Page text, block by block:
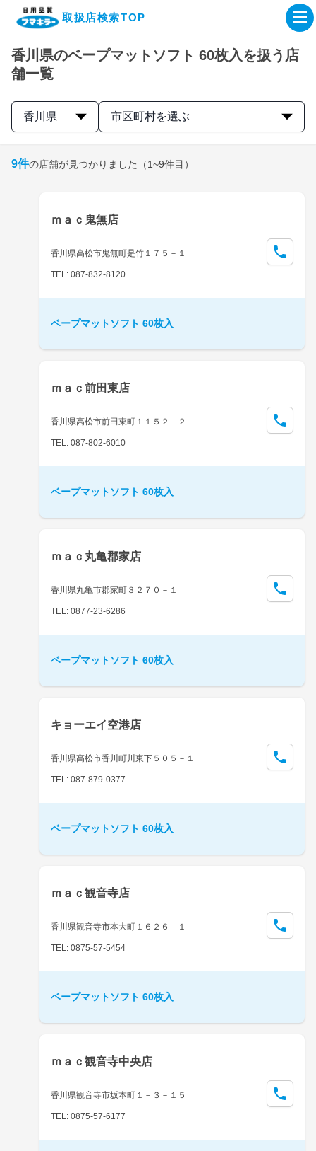
取扱店検索TOP
企業・IR情報サイト
製品情報サイト
取扱店検索はこちら
香川県のベープマットソフト 60枚入を扱う店
舗一覧
香川県 市区町村を選ぶ
9件の店舗が見つかりました （1~9件目）
ｍａｃ鬼無店
香川県高松市鬼無町是竹１７５－１
TEL: 087-832-8120
ベープマットソフト 60枚入
ｍａｃ前田東店
香川県高松市前田東町１１５２－２
TEL: 087-802-6010
ベープマットソフト 60枚入
ｍａｃ丸亀郡家店
香川県丸亀市郡家町３２７０－１
TEL: 0877-23-6286
ベープマットソフト 60枚入
キョーエイ空港店
香川県高松市香川町川東下５０５－１
TEL: 087-879-0377
ベープマットソフト 60枚入
ｍａｃ観音寺店
香川県観音寺市本大町１６２６－１
TEL: 0875-57-5454
ベープマットソフト 60枚入
ｍａｃ観音寺中央店
香川県観音寺市坂本町１－３－１５
TEL: 0875-57-6177